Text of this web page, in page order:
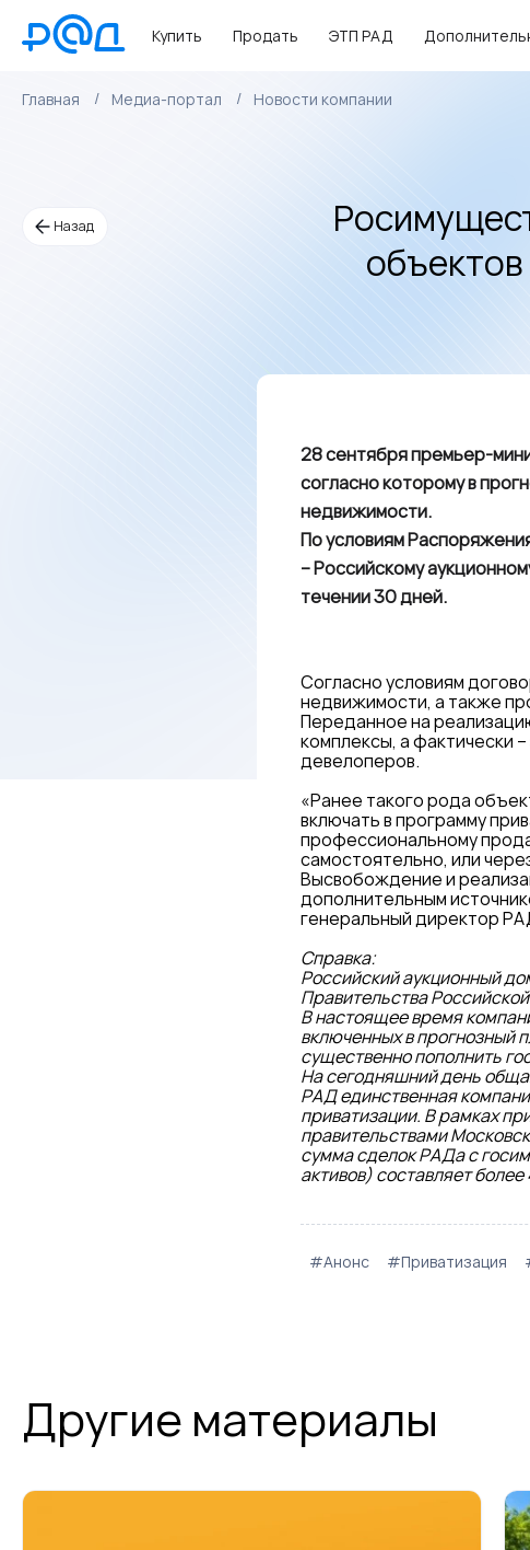
Купить Продать ЭТП РАД
Главная Медиа-портал Новости компании
Назад
28 сентября премьер-
согласно которому в
недвижимости.
По условиям
– Российскому
течении 30 дней.
Согласно условиям
недвижимости, а также
Переданное на
комплексы, а фактически
девелоперов.
«Ранее такого рода
включать в программу
профессиональному
самостоятельно, или
Высвобождение и
дополнительным
генеральный директор
Справка:
Российский аукционный
Правительства
В настоящее время
включенных в прогнозный
существенно пополнить
На сегодняшний день
РАД единственная
приватизации. В рамках
правительствами
сумма сделок РАДа с
активов) составляет
#Анонс #Приватизация
Другие материалы